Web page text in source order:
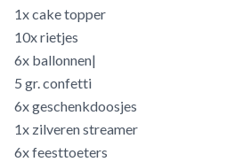
1x cake topper
10x rietjes
6x ballonnen|
5 gr. confetti
6x geschenkdoosjes
1x zilveren streamer
6x feesttoeters